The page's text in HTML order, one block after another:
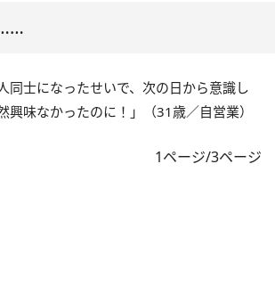
同士になったせいで、次の日から意識し
興味なかったのに！」（31歳／自営業）
1ページ/3ページ